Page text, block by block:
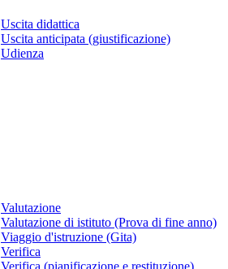
Uscita didattica
Uscita anticipata (giustificazione)
Udienza
Valutazione
Valutazione di istituto (Prova di fine anno)
Viaggio d'istruzione (Gita)
Verifica